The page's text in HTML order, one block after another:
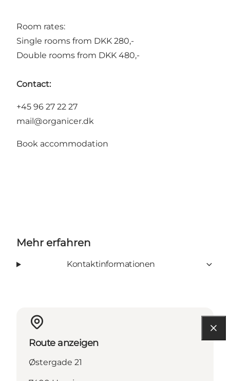
Room rates:
Single rooms from DKK 280,-
Double rooms from DKK 480,-
Contact:
+45 96 27 22 27
mail@organicer.dk
Book accommodation
Mehr erfahren
Kontaktinformationen
Route anzeigen
Østergade 21